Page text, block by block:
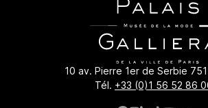
10 av. Pierre 1er de Serbie
Tél. +33 (0)1 56 52 86